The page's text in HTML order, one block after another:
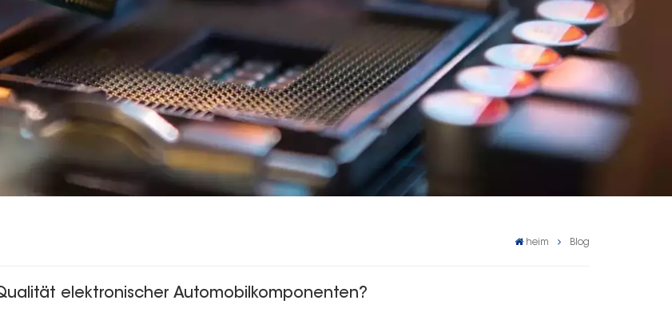
español
русский
heim Blog
elektronischer Automobilkomponenten?